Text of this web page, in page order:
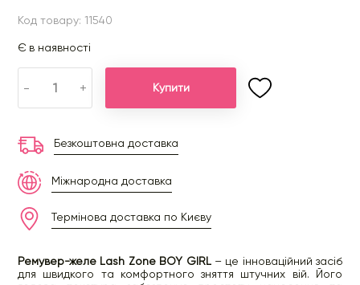
Код товару: 11540
Є в наявності
- + Купити
Безкоштовна доставка
Міжнародна доставка
Термінова доставка по Києву
Ремувер-желе Lash Zone BOY GIRL– це інноваційний засіб
для швидкого та комфортного зняття штучних вій. Його